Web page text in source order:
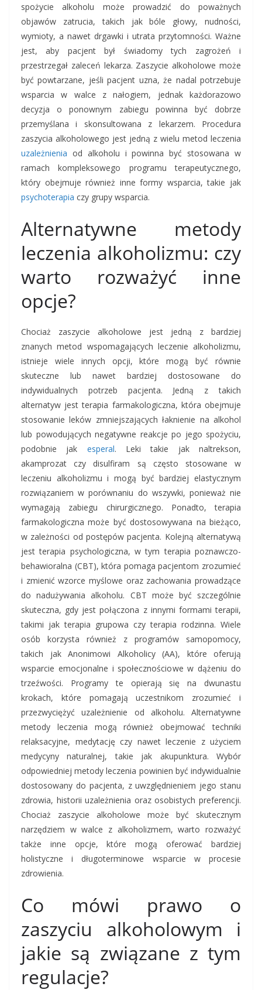
spożycie alkoholu może prowadzić do poważnych
objawów zatrucia, takich jak bóle głowy, nudności,
wymioty, a nawet drgawki i utrata przytomności. Ważne
jest, aby pacjent był świadomy tych zagrożeń i
przestrzegał zaleceń lekarza. Zaszycie alkoholowe może
być powtarzane, jeśli pacjent uzna, że nadal potrzebuje
wsparcia w walce z nałogiem, jednak każdorazowo
decyzja o ponownym zabiegu powinna być dobrze
przemyślana i skonsultowana z lekarzem. Procedura
zaszycia alkoholowego jest jedną z wielu metod leczenia
uzależnienia od alkoholu i powinna być stosowana w
ramach kompleksowego programu terapeutycznego,
który obejmuje również inne formy wsparcia, takie jak
psychoterapia czy grupy wsparcia.
Alternatywne metody
leczenia alkoholizmu: czy
warto rozważyć inne
opcje?
Chociaż zaszycie alkoholowe jest jedną z bardziej
znanych metod wspomagających leczenie alkoholizmu,
istnieje wiele innych opcji, które mogą być równie
skuteczne lub nawet bardziej dostosowane do
indywidualnych potrzeb pacjenta. Jedną z takich
alternatyw jest terapia farmakologiczna, która obejmuje
stosowanie leków zmniejszających łaknienie na alkohol
lub powodujących negatywne reakcje po jego spożyciu,
podobnie jak esperal. Leki takie jak naltrekson,
akamprozat czy disulfiram są często stosowane w
leczeniu alkoholizmu i mogą być bardziej elastycznym
rozwiązaniem w porównaniu do wszywki, ponieważ nie
wymagają zabiegu chirurgicznego. Ponadto, terapia
farmakologiczna może być dostosowywana na bieżąco,
w zależności od postępów pacjenta. Kolejną alternatywą
jest terapia psychologiczna, w tym terapia poznawczo-
behawioralna (CBT), która pomaga pacjentom zrozumieć
i zmienić wzorce myślowe oraz zachowania prowadzące
do nadużywania alkoholu. CBT może być szczególnie
skuteczna, gdy jest połączona z innymi formami terapii,
takimi jak terapia grupowa czy terapia rodzinna. Wiele
osób korzysta również z programów samopomocy,
takich jak Anonimowi Alkoholicy (AA), które oferują
wsparcie emocjonalne i społecznościowe w dążeniu do
trzeźwości. Programy te opierają się na dwunastu
krokach, które pomagają uczestnikom zrozumieć i
przezwyciężyć uzależnienie od alkoholu. Alternatywne
metody leczenia mogą również obejmować techniki
relaksacyjne, medytację czy nawet leczenie z użyciem
medycyny naturalnej, takie jak akupunktura. Wybór
odpowiedniej metody leczenia powinien być indywidualnie
dostosowany do pacjenta, z uwzględnieniem jego stanu
zdrowia, historii uzależnienia oraz osobistych preferencji.
Chociaż zaszycie alkoholowe może być skutecznym
narzędziem w walce z alkoholizmem, warto rozważyć
także inne opcje, które mogą oferować bardziej
holistyczne i długoterminowe wsparcie w procesie
zdrowienia.
Co mówi prawo o
zaszyciu alkoholowym i
jakie są związane z tym
regulacje?